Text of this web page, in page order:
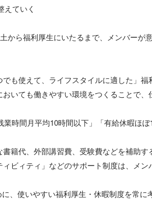
えていく
から福利厚生にいたるまで、メンバーが
でも使えて、ライフスタイルに適した」
おいても働きやすい環境をつくることで
時間月平均10時間以下」「有給休暇ほぼ
書籍代、外部講習費、受験費などを補助
ビィティ」などのサポート制度は、メン
、使いやすい福利厚生・休暇制度を常に